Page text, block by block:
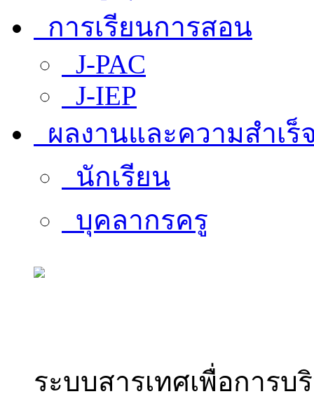
การเรียนการสอน
J-PAC
J-IEP
ผลงานและความสำเร็
นักเรียน
บุคลากรครู
ระบบสารเทศเพื่อการบ